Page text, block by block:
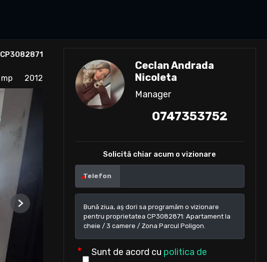
CP3082871
2012
Next
Ceclan Andrada
Nicoleta
Manager
0747353752
Solicită chiar acum o vizionare
Telefon
Sunt de acord cu politica de